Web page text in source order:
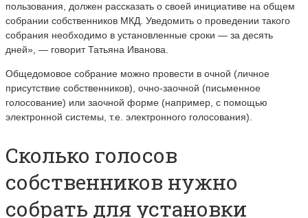
пользования, должен рассказать о своей инициативе на общем
собрании собственников МКД. Уведомить о проведении такого
собрания необходимо в установленные сроки — за десять
дней», — говорит Татьяна Иванова.
Общедомовое собрание можно провести в очной (личное
присутствие собственников), очно-заочной (письменное
голосование) или заочной форме (например, с помощью
электронной системы, т.е. электронного голосования).
Сколько голосов
собственников нужно
собрать для установки